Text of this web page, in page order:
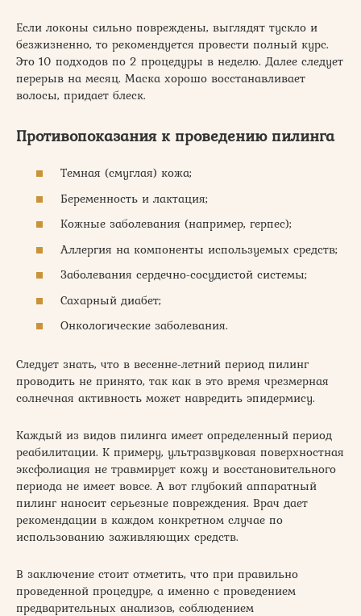
Если локоны сильно повреждены, выглядят тускло и
безжизненно, то рекомендуется провести полный курс.
Это 10 подходов по 2 процедуры в неделю. Далее следует
перерыв на месяц. Маска хорошо восстанавливает
волосы, придает блеск.
Противопоказания к проведению пилинга
Темная (смуглая) кожа;
Беременность и лактация;
Кожные заболевания (например, герпес);
Аллергия на компоненты используемых средств;
Заболевания сердечно-сосудистой системы;
Сахарный диабет;
Онкологические заболевания.
Следует знать, что в весенне-летний период пилинг
проводить не принято, так как в это время чрезмерная
солнечная активность может навредить эпидермису.
Каждый из видов пилинга имеет определенный период
реабилитации. К примеру, ультразвуковая поверхностная
эксфолиация не травмирует кожу и восстановительного
периода не имеет вовсе. А вот глубокий аппаратный
пилинг наносит серьезные повреждения. Врач дает
рекомендации в каждом конкретном случае по
использованию заживляющих средств.
В заключение стоит отметить, что при правильно
проведенной процедуре, а именно с проведением
предварительных анализов, соблюдением